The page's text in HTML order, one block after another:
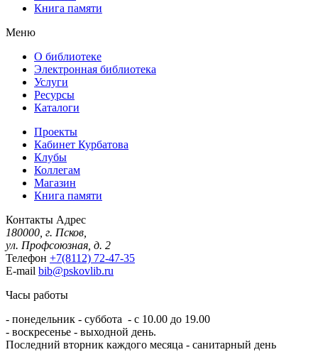
Книга памяти
Меню
О библиотеке
Электронная библиотека
Услуги
Ресурсы
Каталоги
Проекты
Кабинет Курбатова
Клубы
Коллегам
Магазин
Книга памяти
Контакты Адрес
180000, г. Псков,
ул. Профсоюзная, д. 2
Телефон +7(8112) 72-47-35
E-mail bib@pskovlib.ru
Часы работы
- понедельник - суббота - с 10.00 до 19.00
- воскресенье - выходной день.
Последний вторник каждого месяца - санитарный день